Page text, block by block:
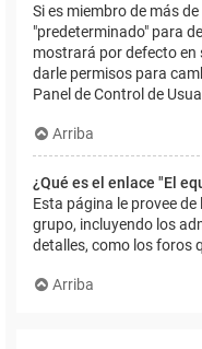
Si es miembro de más
"predeterminado" para
mostrará por defecto en
darle permisos para
Panel de Control de
Arriba
¿Qué es el enlace "El
Esta página le provee
grupo, incluyendo los
detalles, como los foros
Arriba